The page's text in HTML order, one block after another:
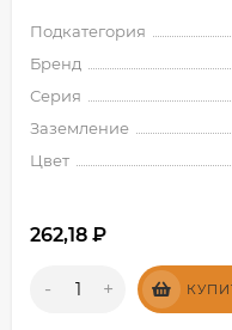
Подкатегория
Бренд
Серия
Заземление
Цвет
262,18 ₽
- +